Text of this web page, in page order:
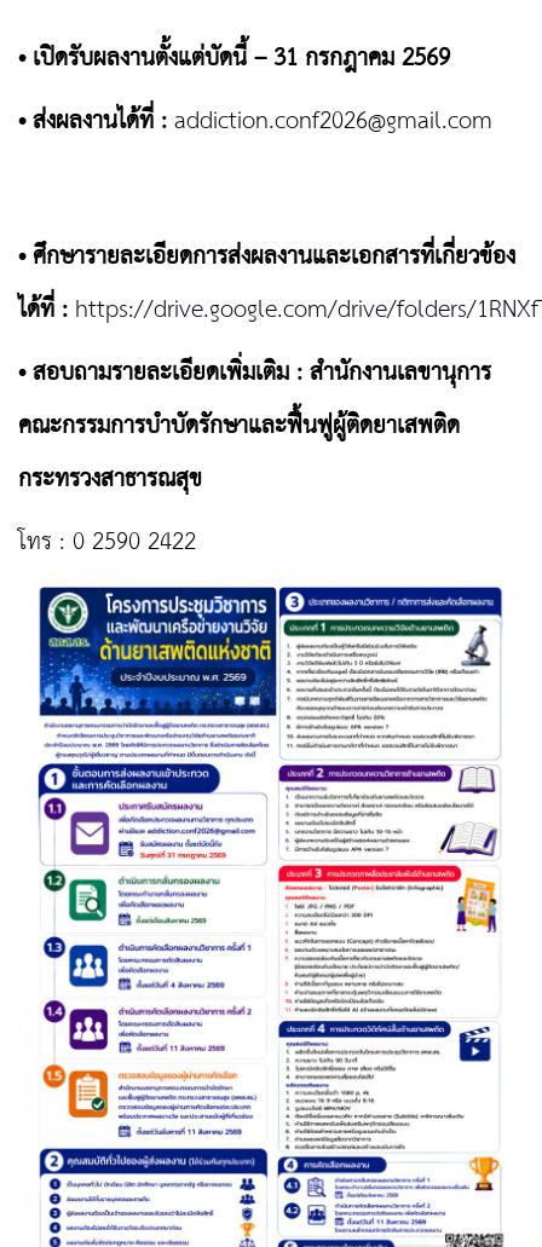
• เปิดรับผลงานตั้งแต่บัดนี้ – 31 กรกฎาคม 2569
• ส่งผลงานได้ที่ :addiction.conf2026@gmail.com
• ศึกษารายละเอียดการส่งผลงานและเอกสารที่เกี่ยวข้อง
ได้ที่ :https://drive.google.com/drive/folders/
• สอบถามรายละเอียดเพิ่มเติม : สำนักงานเลขานุการ
คณะกรรมการบำบัดรักษาและฟื้นฟูผู้ติดยาเสพติด
กระทรวงสาธารณสุข
โทร : 0 2590 2422